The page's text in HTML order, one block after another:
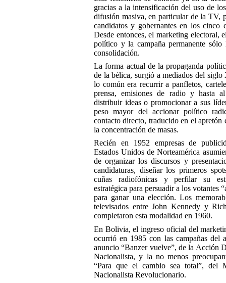
gracias a la intensificación del uso de
difusión masiva, en particular de la TV,
candidatos y gobernantes en los cinco
Desde entonces, el marketing electoral,
político y la campaña permanente sólo
consolidación.
La forma actual de la propaganda
de la bélica, surgió a mediados del
lo común era recurrir a panfletos,
prensa, emisiones de radio y hasta
distribuir ideas o promocionar a sus
peso mayor del accionar político
contacto directo, traducido en el apretón
la concentración de masas.
Recién en 1952 empresas de
Estados Unidos de Norteamérica
de organizar los discursos y
candidaturas, diseñar los primeros
cuñas radiofónicas y perfilar su
estratégica para persuadir a los votantes
para ganar una elección. Los
televisados entre John Kennedy y
completaron esta modalidad en 1960.
En Bolivia, el ingreso oficial del
ocurrió en 1985 con las campañas del
anuncio “Banzer vuelve”, de la Acción
Nacionalista, y la no menos
“Para que el cambio sea total”, del
Nacionalista Revolucionario.